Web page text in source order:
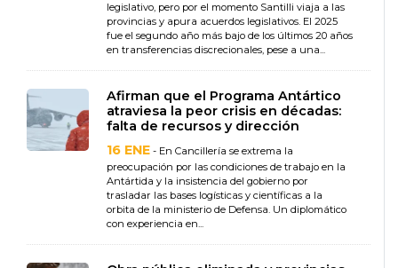
legislativo, pero por el momento Santilli viaja a las
provincias y apura acuerdos legislativos. El 2025
fue el segundo año más bajo de los últimos 20 años
en transferencias discrecionales, pese a una...
Afirman que el Programa Antártico
atraviesa la peor crisis en décadas:
falta de recursos y dirección
16 ENE - En Cancillería se extrema la
preocupación por las condiciones de trabajo en la
Antártida y la insistencia del gobierno por
trasladar las bases logísticas y científicas a la
orbita de la ministerio de Defensa. Un diplomático
con experiencia en...